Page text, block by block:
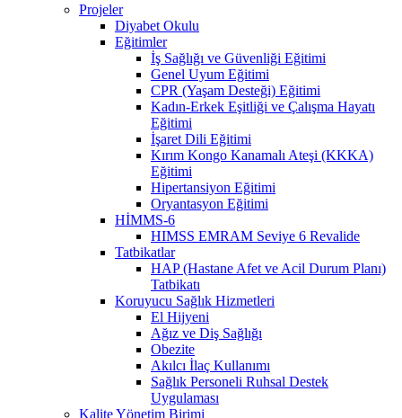
Projeler
Diyabet Okulu
Eğitimler
İş Sağlığı ve Güvenliği Eğitimi
Genel Uyum Eğitimi
CPR (Yaşam Desteği) Eğitimi
Kadın-Erkek Eşitliği ve Çalışma Hayatı
Eğitimi
İşaret Dili Eğitimi
Kırım Kongo Kanamalı Ateşi (KKKA)
Eğitimi
Hipertansiyon Eğitimi
Oryantasyon Eğitimi
HİMMS-6
HIMSS EMRAM Seviye 6 Revalide
Tatbikatlar
HAP (Hastane Afet ve Acil Durum Planı)
Tatbikatı
Koruyucu Sağlık Hizmetleri
El Hijyeni
Ağız ve Diş Sağlığı
Obezite
Akılcı İlaç Kullanımı
Sağlık Personeli Ruhsal Destek
Uygulaması
Kalite Yönetim Birimi